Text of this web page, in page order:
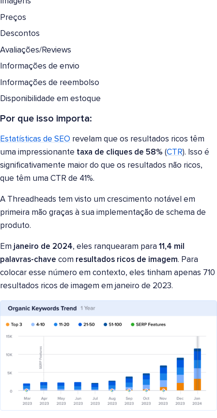
Preços
Descontos
Avaliações/Reviews
Informações de envio
Informações de reembolso
Disponibilidade em estoque
Por que isso importa:
Estatísticas de SEO revelam que os resultados ricos têm
uma impressionante taxa de cliques de 58% (CTR). Isso é
significativamente maior do que os resultados não ricos,
que têm uma CTR de 41%.
A Threadheads tem visto um crescimento notável em
primeira mão graças à sua implementação de schema de
produto.
Em janeiro de 2024, eles ranquearam para 11,4 mil
palavras-chave com resultados ricos de imagem. Para
colocar esse número em contexto, eles tinham apenas 710
resultados ricos de imagem em janeiro de 2023.